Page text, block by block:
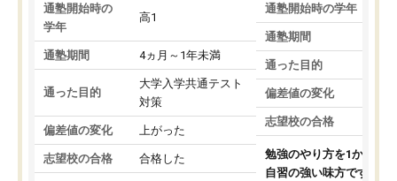
通塾開始時の
学年
高1
通塾期間 4ヵ月～1年未満
通った目的
大学入学共通テスト
対策
偏差値の変化 上がった
志望校の合格 合格した
通塾開始時の学年
通塾期間
通った目的
偏差値の変化
志望校の合格
勉強のやり方を1から教
自習の強い味方です。